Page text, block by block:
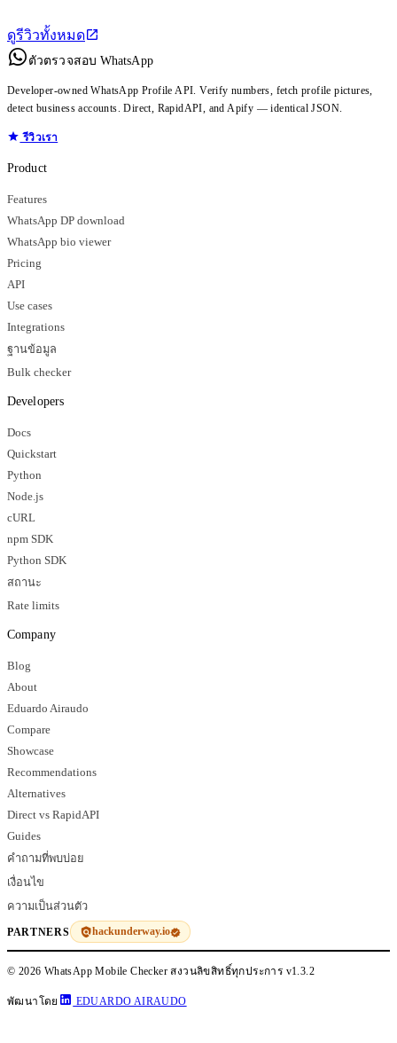
ดูรีวิวทั้งหมด
ตัวตรวจสอบ WhatsApp
Developer-owned WhatsApp Profile API. Verify numbers, fetch profile pictures,
detect business accounts. Direct, RapidAPI, and Apify — identical JSON.
รีวิวเรา
Product
Features
WhatsApp DP download
WhatsApp bio viewer
Pricing
API
Use cases
Integrations
ฐานข้อมูล
Bulk checker
Developers
Docs
Quickstart
Python
Node.js
cURL
npm SDK
Python SDK
สถานะ
Rate limits
Company
Blog
About
Eduardo Airaudo
Compare
Showcase
Recommendations
Alternatives
Direct vs RapidAPI
Guides
คำถามที่พบบ่อย
เงื่อนไข
ความเป็นส่วนตัว
PARTNERS hackunderway.io
© 2026 WhatsApp Mobile Checker สงวนลิขสิทธิ์ทุกประการ v1.3.2
พัฒนาโดย EDUARDO AIRAUDO